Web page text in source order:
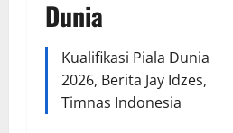
Dunia
Kualifikasi Piala Dunia
2026, Berita Jay Idzes,
Timnas Indonesia